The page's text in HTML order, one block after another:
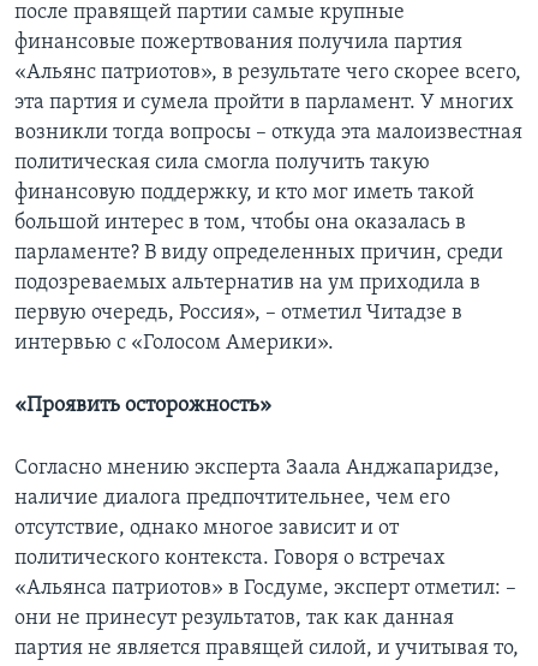
после правящей партии самые крупные
финансовые пожертвования получила партия
«Альянс патриотов», в результате чего скорее всего,
эта партия и сумела пройти в парламент. У многих
возникли тогда вопросы – откуда эта малоизвестная
политическая сила смогла получить такую
финансовую поддержку, и кто мог иметь такой
большой интерес в том, чтобы она оказалась в
парламенте? В виду определенных причин, среди
подозреваемых альтернатив на ум приходила в
первую очередь, Россия», – отметил Читадзе в
интервью с «Голосом Америки».
«Проявить осторожность»
Согласно мнению эксперта Заала Анджапаридзе,
наличие диалога предпочтительнее, чем его
отсутствие, однако многое зависит и от
политического контекста. Говоря о встречах
«Альянса патриотов» в Госдуме, эксперт отметил: –
они не принесут результатов, так как данная
партия не является правящей силой, и учитывая то,